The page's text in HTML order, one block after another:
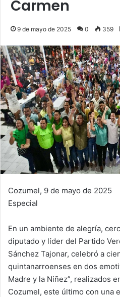
Carmen
9 de mayo de 2025 0 359
Cozumel, 9 de mayo de 2025
Especial
En un ambiente de alegría,
diputado y líder del Partido
Sánchez Tajonar, celebró a
quintanarroenses en dos
Madre y la Niñez”, realizados
Cozumel, este último con una